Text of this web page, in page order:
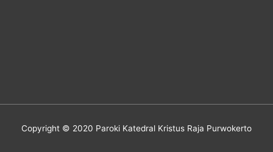
Copyright © 2020 Paroki Katedral Kristus Raja Purwokerto